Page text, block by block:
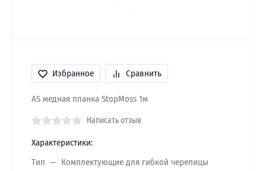
Избранное Сравнить
AS медная планка StopMoss 1м
Написать отзыв
Характеристики:
Тип
Комплектующие для гибкой черепицы